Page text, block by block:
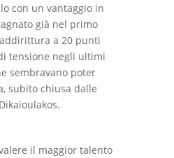
con un vantaggio in
già nel primo
a 20 punti
tensione negli ultimi
sembravano poter
subito chiusa dalle
il maggior talento